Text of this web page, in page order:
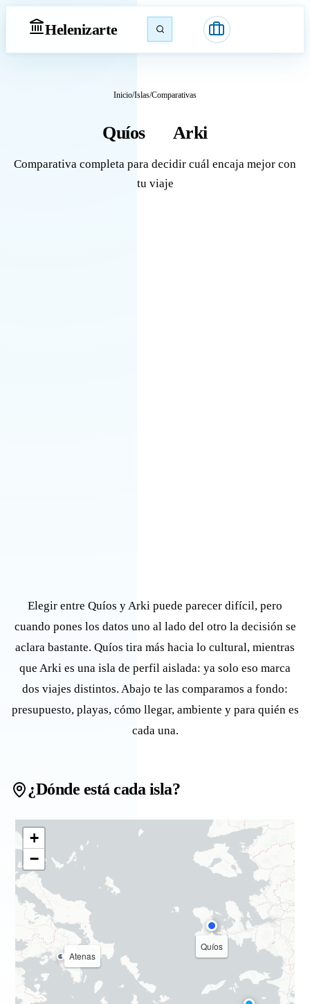
Helenizarte
Inicio/Islas/Comparativas
Quíos Arki
Comparativa completa para decidir cuál encaja mejor con
tu viaje
Elegir entre Quíos y Arki puede parecer difícil, pero
cuando pones los datos uno al lado del otro la decisión se
aclara bastante. Quíos tira más hacia lo cultural, mientras
que Arki es una isla de perfil aislada: ya solo eso marca
dos viajes distintos. Abajo te las comparamos a fondo:
presupuesto, playas, cómo llegar, ambiente y para quién es
cada una.
¿Dónde está cada isla?
Quíos
Atenas
+
−